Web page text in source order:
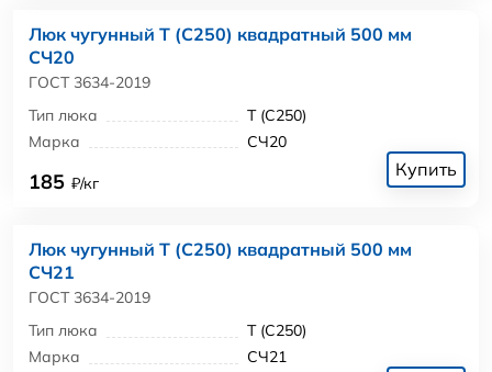
Люк чугунный Т (С250) квадратный 500 мм
СЧ20
ГОСТ 3634-2019
Тип люка
Т (С250)
Марка
СЧ20
185 ₽/кг
Купить
Люк чугунный Т (С250) квадратный 500 мм
СЧ21
ГОСТ 3634-2019
Тип люка
Т (С250)
Марка
СЧ21